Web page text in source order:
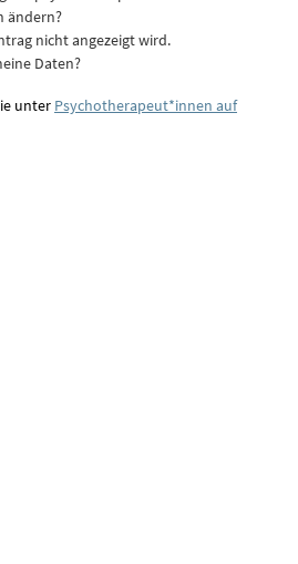
ändern?
nicht angezeigt wird.
Daten?
unter Psychotherapeut*innen auf